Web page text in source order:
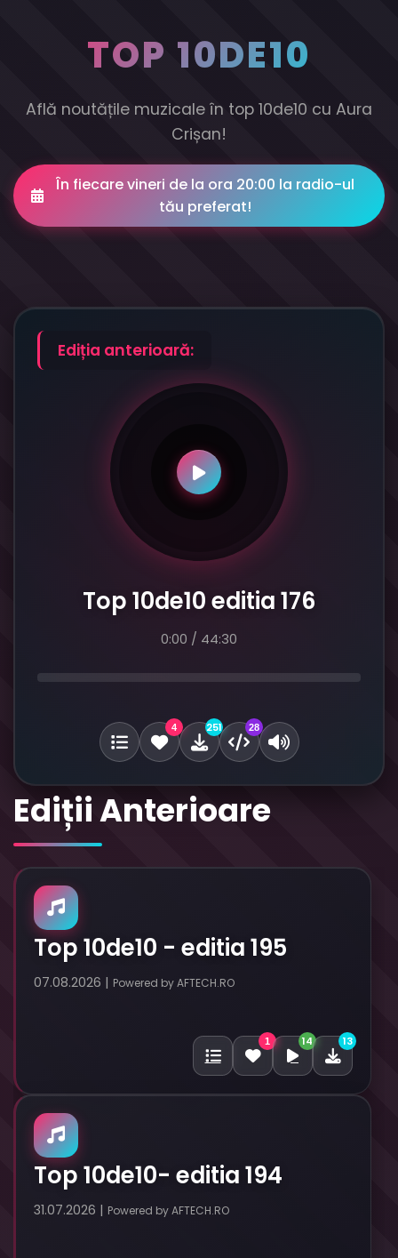
TOP 10DE10
Află noutățile muzicale în top 10de10 cu Aura
Crișan!
În fiecare vineri de la ora 20:00 la radio-ul
tău preferat!
Ediția anterioară:
Top 10de10 editia 176
0:00 / 44:30
4 251 28
Ediții Anterioare
Top 10de10 - editia 195
07.08.2026 | Powered by AFTECH.RO
1 14 13
Top 10de10- editia 194
31.07.2026 | Powered by AFTECH.RO